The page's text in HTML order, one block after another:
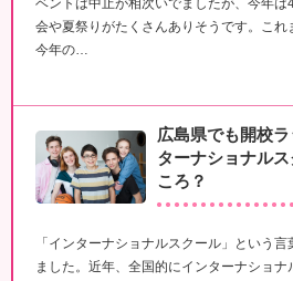
ベントは中止が相次いでましたが、今年
会や夏祭りがたくさんありそうです。これ
今年の…
広島県でも開校
ターナショナル
ころ？
「インターナショナルスクール」という
ました。近年、全国的にインターナショ